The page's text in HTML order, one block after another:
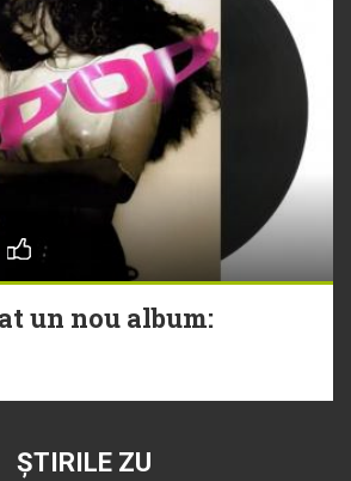
un nou album:
ȘTIRILE ZU